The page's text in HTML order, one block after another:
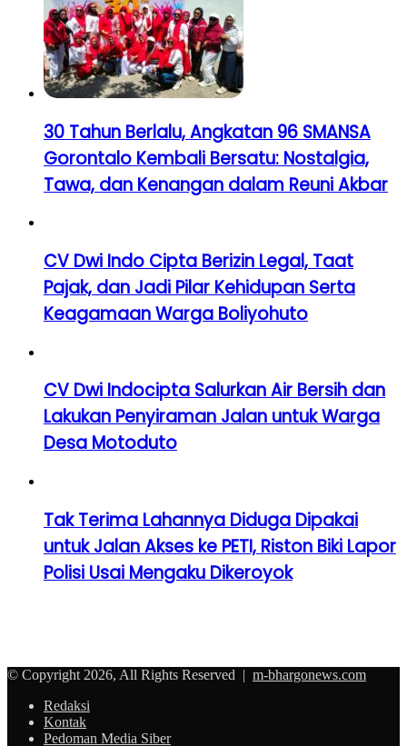
30 Tahun Berlalu, Angkatan 96 SMANSA
Gorontalo Kembali Bersatu: Nostalgia,
Tawa, dan Kenangan dalam Reuni Akbar
CV Dwi Indo Cipta Berizin Legal, Taat
Pajak, dan Jadi Pilar Kehidupan Serta
Keagamaan Warga Boliyohuto
CV Dwi Indocipta Salurkan Air Bersih dan
Lakukan Penyiraman Jalan untuk Warga
Desa Motoduto
Tak Terima Lahannya Diduga Dipakai
untuk Jalan Akses ke PETI, Riston Biki Lapor
Polisi Usai Mengaku Dikeroyok
© Copyright 2026, All Rights Reserved | m-bhargonews.com
Redaksi
Kontak
Pedoman Media Siber